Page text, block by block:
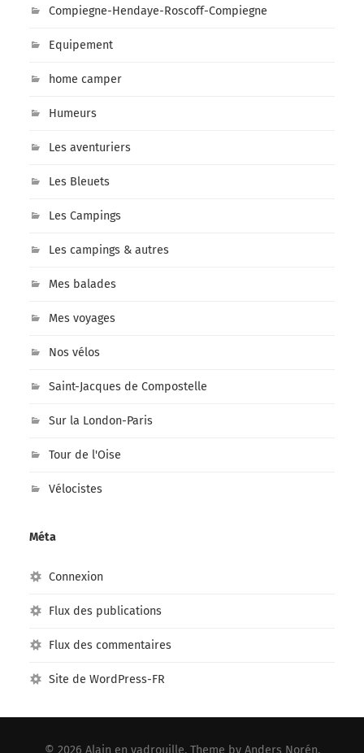
Compiegne-Hendaye-Roscoff-Compiegne
Equipement
home camper
Humeurs
Les aventuriers
Les Bleuets
Les Campings
Les campings & autres
Mes balades
Mes voyages
Nos vélos
Saint-Jacques de Compostelle
Sur la London-Paris
Tour de l'Oise
Vélocistes
Méta
Connexion
Flux des publications
Flux des commentaires
Site de WordPress-FR
© 2026 Alain en vadrouille. Theme by Anders Norén.